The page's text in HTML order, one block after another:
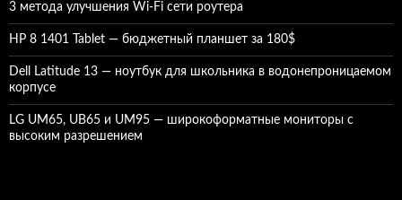
3 метода улучшения Wi-Fi сети роутера
HP 8 1401 Tablet — бюджетный планшет за 180$
Dell Latitude 13 — ноутбук для школьника в водонепроницаемом
корпусе
LG UM65, UB65 и UM95 — широкоформатные мониторы с
высоким разрешением